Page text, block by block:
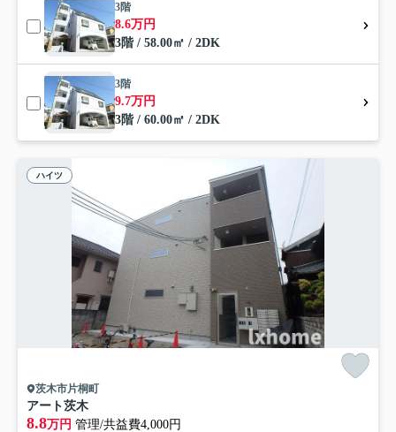
3階
8.6万円
3階 / 58.00㎡ / 2DK
3階
9.7万円
3階 / 60.00㎡ / 2DK
ハイツ
茨木市片桐町
アート茨木
8.8万円 管理/共益費4,000円